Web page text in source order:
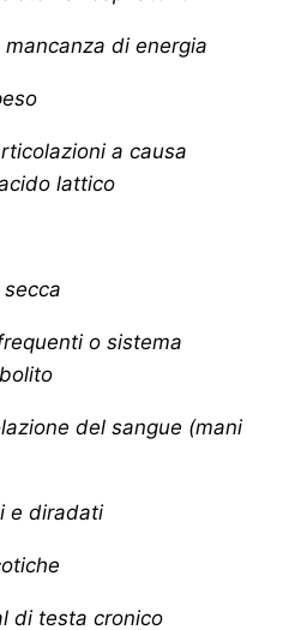
di energia
a causa
lattico
o sistema
del sangue (mani
diradati
testa cronico